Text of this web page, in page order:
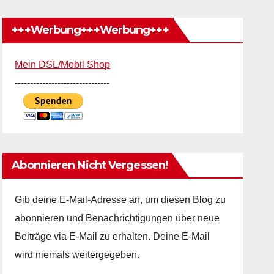
+++Werbung+++Werbung+++
Mein DSL/Mobil Shop
-------------------------------
Abonnieren Nicht Vergessen!
Gib deine E-Mail-Adresse an, um diesen Blog zu
abonnieren und Benachrichtigungen über neue
Beiträge via E-Mail zu erhalten. Deine E-Mail
wird niemals weitergegeben.